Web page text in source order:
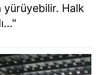
yürüyebilir. Halk